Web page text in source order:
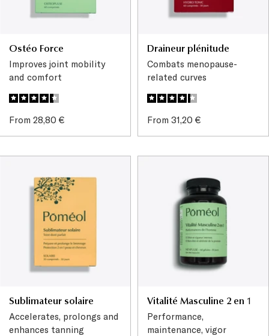
Ostéo Force
Improves joint mobility
and comfort
Sale
From 28,80 €
Draineur plénitude
Combats menopause-
related curves
Sale
From 31,20 €
Sublimateur solaire
Accelerates, prolongs and
enhances tanning
Vitalité Masculine 2 en 1
Performance,
maintenance, vigor